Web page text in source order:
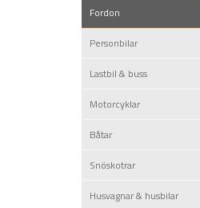
Fordon
Personbilar
Lastbil & buss
Motorcyklar
Båtar
Snöskotrar
Husvagnar & husbilar